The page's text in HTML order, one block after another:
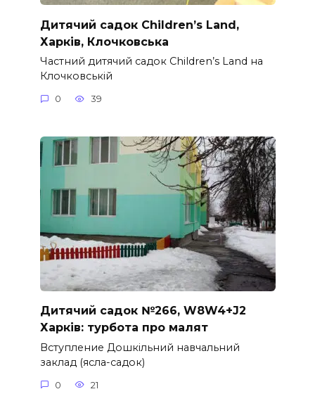
Дитячий садок Children’s Land,
Харків, Клочковська
Частний дитячий садок Children’s Land на
Клочковській
0 39
Дитячий садок №266, W8W4+J2
Харків: турбота про малят
Вступление Дошкільний навчальний
заклад (ясла-садок)
0 21